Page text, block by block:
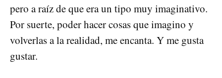
pero a raíz de que era un tipo muy imaginativo.
Por suerte, poder hacer cosas que imagino y
volverlas a la realidad, me encanta. Y me gusta
gustar.